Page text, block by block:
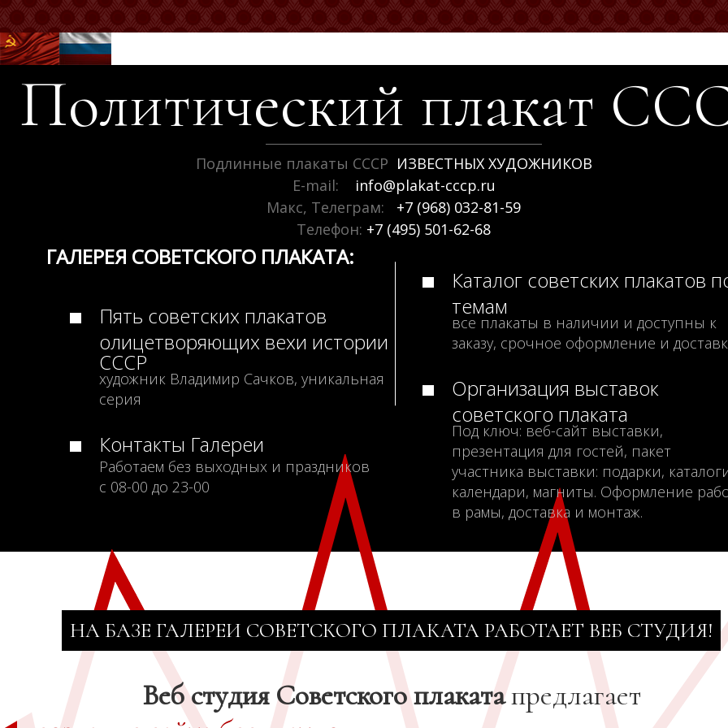
Политический плакат
Подлинные плакаты СССР ИЗВЕСТНЫХ ХУДОЖНИКОВ
E-mail:
info@plakat-cccp.ru
Макс, Телеграм:
+7 (968) 032-81-59
Телефон: +7 (495) 501-62-68
ГАЛЕРЕЯ СОВЕТСКОГО ПЛАКАТА:
Пять советских плакатов
олицетворяющих вехи истории
СССР
художник Владимир Сачков, уникальная
серия
Контакты Галереи
Работаем без выходных и праздников
с 08-00 до 23-00
Каталог советских плакатов
темам
все плакаты в наличии и доступны к
заказу, срочное оформление и
Организация выставок
советского плаката
Под ключ: веб-сайт выставки,
презентация для гостей, пакет
участника выставки: подарки,
календари, магниты. Оформление
в рамы, доставка и монтаж.
НА БАЗЕ ГАЛЕРЕИ СОВЕТСКОГО ПЛАКАТА РАБОТАЕТ ВЕБ СТУДИЯ!
Веб студия Советского плакатапредлагает